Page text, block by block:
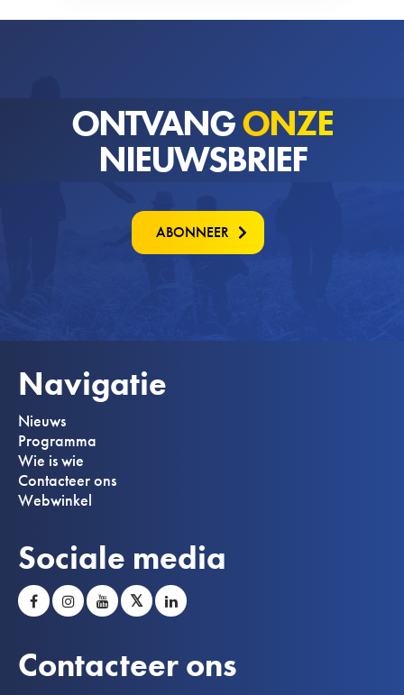
ONTVANGONZE
NIEUWSBRIEF
ABONNEER
Navigatie
Nieuws
Programma
Wie is wie
Contacteer ons
Webwinkel
Sociale media
𝕏
Contacteer ons